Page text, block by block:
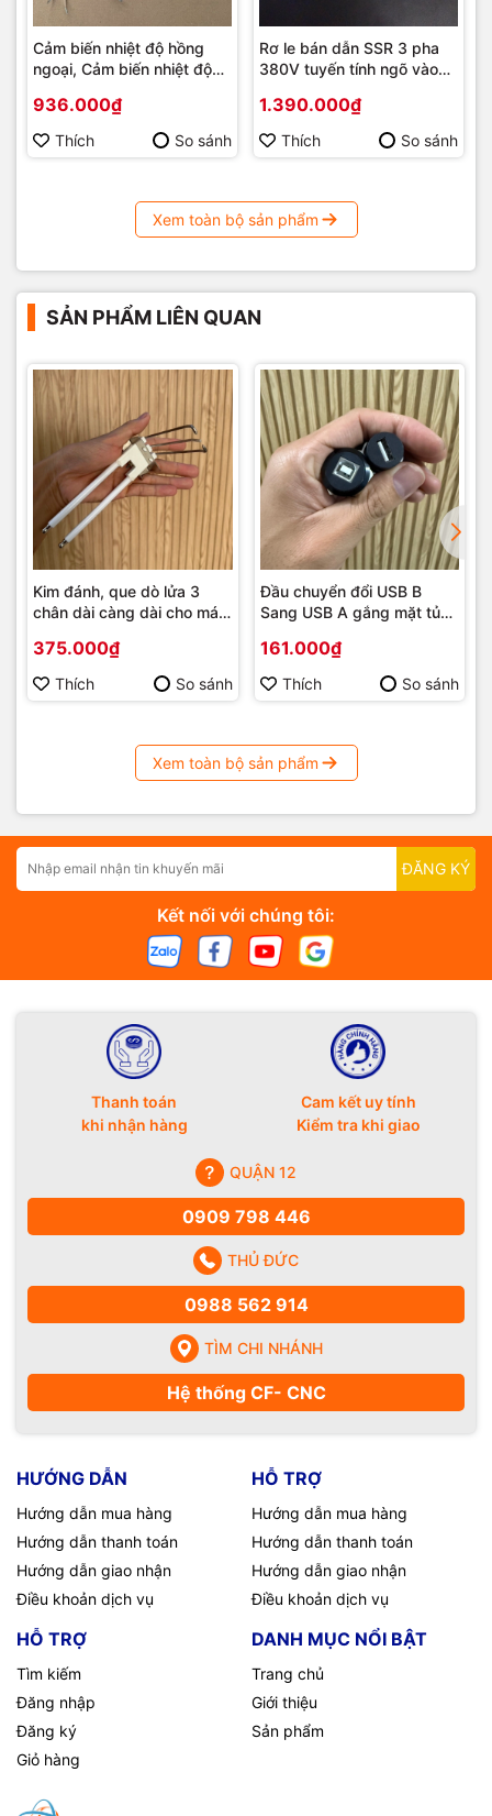
Cảm biến nhiệt độ hồng
ngoại, Cảm biến nhiệt độ
4-20mA, 1-5Vdc, 2-10Vdc
936.000₫
Thích So sánh
Rơ le bán dẫn SSR 3 pha
380V tuyến tính ngõ vào
1.390.000₫
Thích So sánh
Xem toàn bộ sản phẩm
SẢN PHẨM LIÊN QUAN
Kim đánh, que dò lửa 3
chân dài càng dài cho máy
điện
375.000₫
Thích So sánh
Đầu chuyển đổi USB B
Sang USB A gắng mặt tủ
161.000₫
Thích So sánh
Xem toàn bộ sản phẩm
ĐĂNG KÝ
Kết nối với chúng tôi:
Thanh toán
khi nhận hàng
Cam kết uy tính
Kiểm tra khi giao
QUẬN 12
0909 798 446
THỦ ĐỨC
0988 562 914
TÌM CHI NHÁNH
Hệ thống CF- CNC
HƯỚNG DẪN
Hướng dẫn mua hàng
Hướng dẫn thanh toán
Hướng dẫn giao nhận
Điều khoản dịch vụ
HỖ TRỢ
Hướng dẫn mua hàng
Hướng dẫn thanh toán
Hướng dẫn giao nhận
Điều khoản dịch vụ
HỖ TRỢ
Tìm kiếm
Đăng nhập
Đăng ký
Giỏ hàng
DANH MỤC NỔI BẬT
Trang chủ
Giới thiệu
Sản phẩm